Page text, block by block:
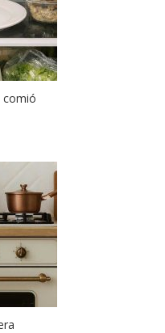
comió